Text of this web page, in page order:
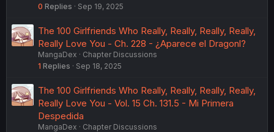
0 Replies Sep 19, 2025
The 100 Girlfriends Who Really, Really, Really, Really,
Really Love You - Ch. 228 - ¿Aparece el Dragonl?
MangaDex
Chapter Discussions
1 Replies Sep 18, 2025
The 100 Girlfriends Who Really, Really, Really, Really,
Really Love You - Vol. 15 Ch. 131.5 - Mi Primera
Despedida
MangaDex
Chapter Discussions